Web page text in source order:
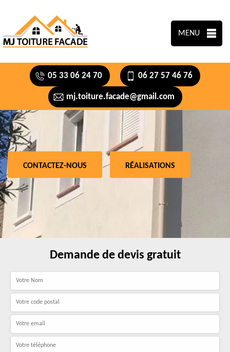
MENU
05 33 06 24 70 06 27 57 46 76
mj.toiture.facade@gmail.com
CONTACTEZ-NOUS RÉALISATIONS
Demande de devis gratuit